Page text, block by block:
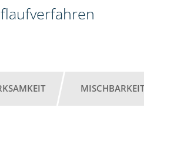
MISCHBARKEIT